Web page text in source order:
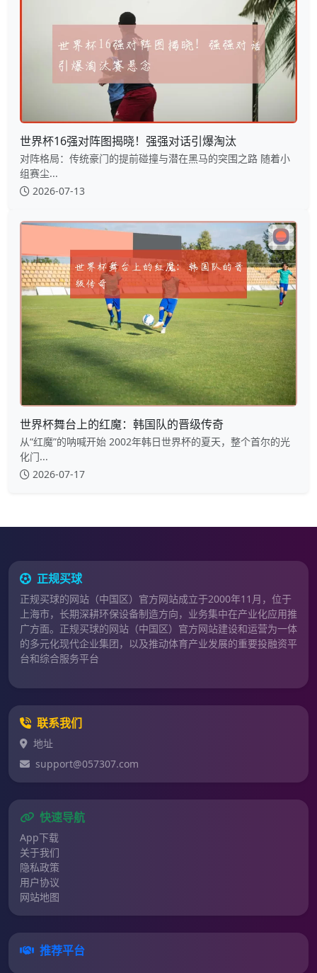
世界杯16强对阵图揭晓！强强对话引爆淘汰
对阵格局：传统豪门的提前碰撞与潜在黑马的突围之路 随着小
组赛尘...
2026-07-13
世界杯舞台上的红魔：韩国队的晋级传奇
从“红魔”的呐喊开始 2002年韩日世界杯的夏天，整个首尔的光
化门...
2026-07-17
正规买球
正规买球的网站（中国区）官方网站成立于2000年11月，位于
上海市，长期深耕环保设备制造方向，业务集中在产业化应用推
广方面。正规买球的网站（中国区）官方网站建设和运营为一体
的多元化现代企业集团，以及推动体育产业发展的重要投融资平
台和综合服务平台
联系我们
地址
support@057307.com
快速导航
App下载
关于我们
隐私政策
用户协议
网站地图
推荐平台